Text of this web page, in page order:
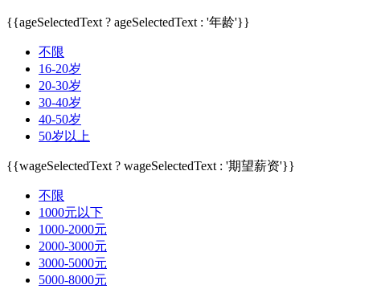
{{ageSelectedText ? ageSelectedText : '年龄'}}
不限
16-20岁
20-30岁
30-40岁
40-50岁
50岁以上
{{wageSelectedText ? wageSelectedText : '期望薪资'}}
不限
1000元以下
1000-2000元
2000-3000元
3000-5000元
5000-8000元